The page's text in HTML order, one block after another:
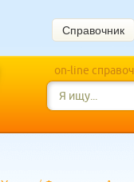
Справочник
on-line